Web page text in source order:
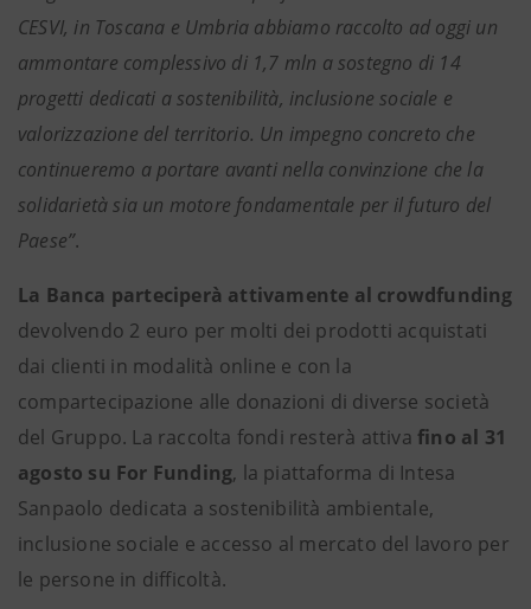
CESVI, in Toscana e Umbria abbiamo raccolto ad oggi un
ammontare complessivo di 1,7 mln a sostegno di 14
progetti dedicati a sostenibilità, inclusione sociale e
valorizzazione del territorio. Un impegno concreto che
continueremo a portare avanti nella convinzione che la
solidarietà sia un motore fondamentale per il futuro del
Paese”.
La Banca parteciperà attivamente al crowdfunding
devolvendo 2 euro per molti dei prodotti acquistati
dai clienti in modalità online e con la
compartecipazione alle donazioni di diverse società
del Gruppo. La raccolta fondi resterà attiva fino al 31
agosto su For Funding, la piattaforma di Intesa
Sanpaolo dedicata a sostenibilità ambientale,
inclusione sociale e accesso al mercato del lavoro per
le persone in difficoltà.